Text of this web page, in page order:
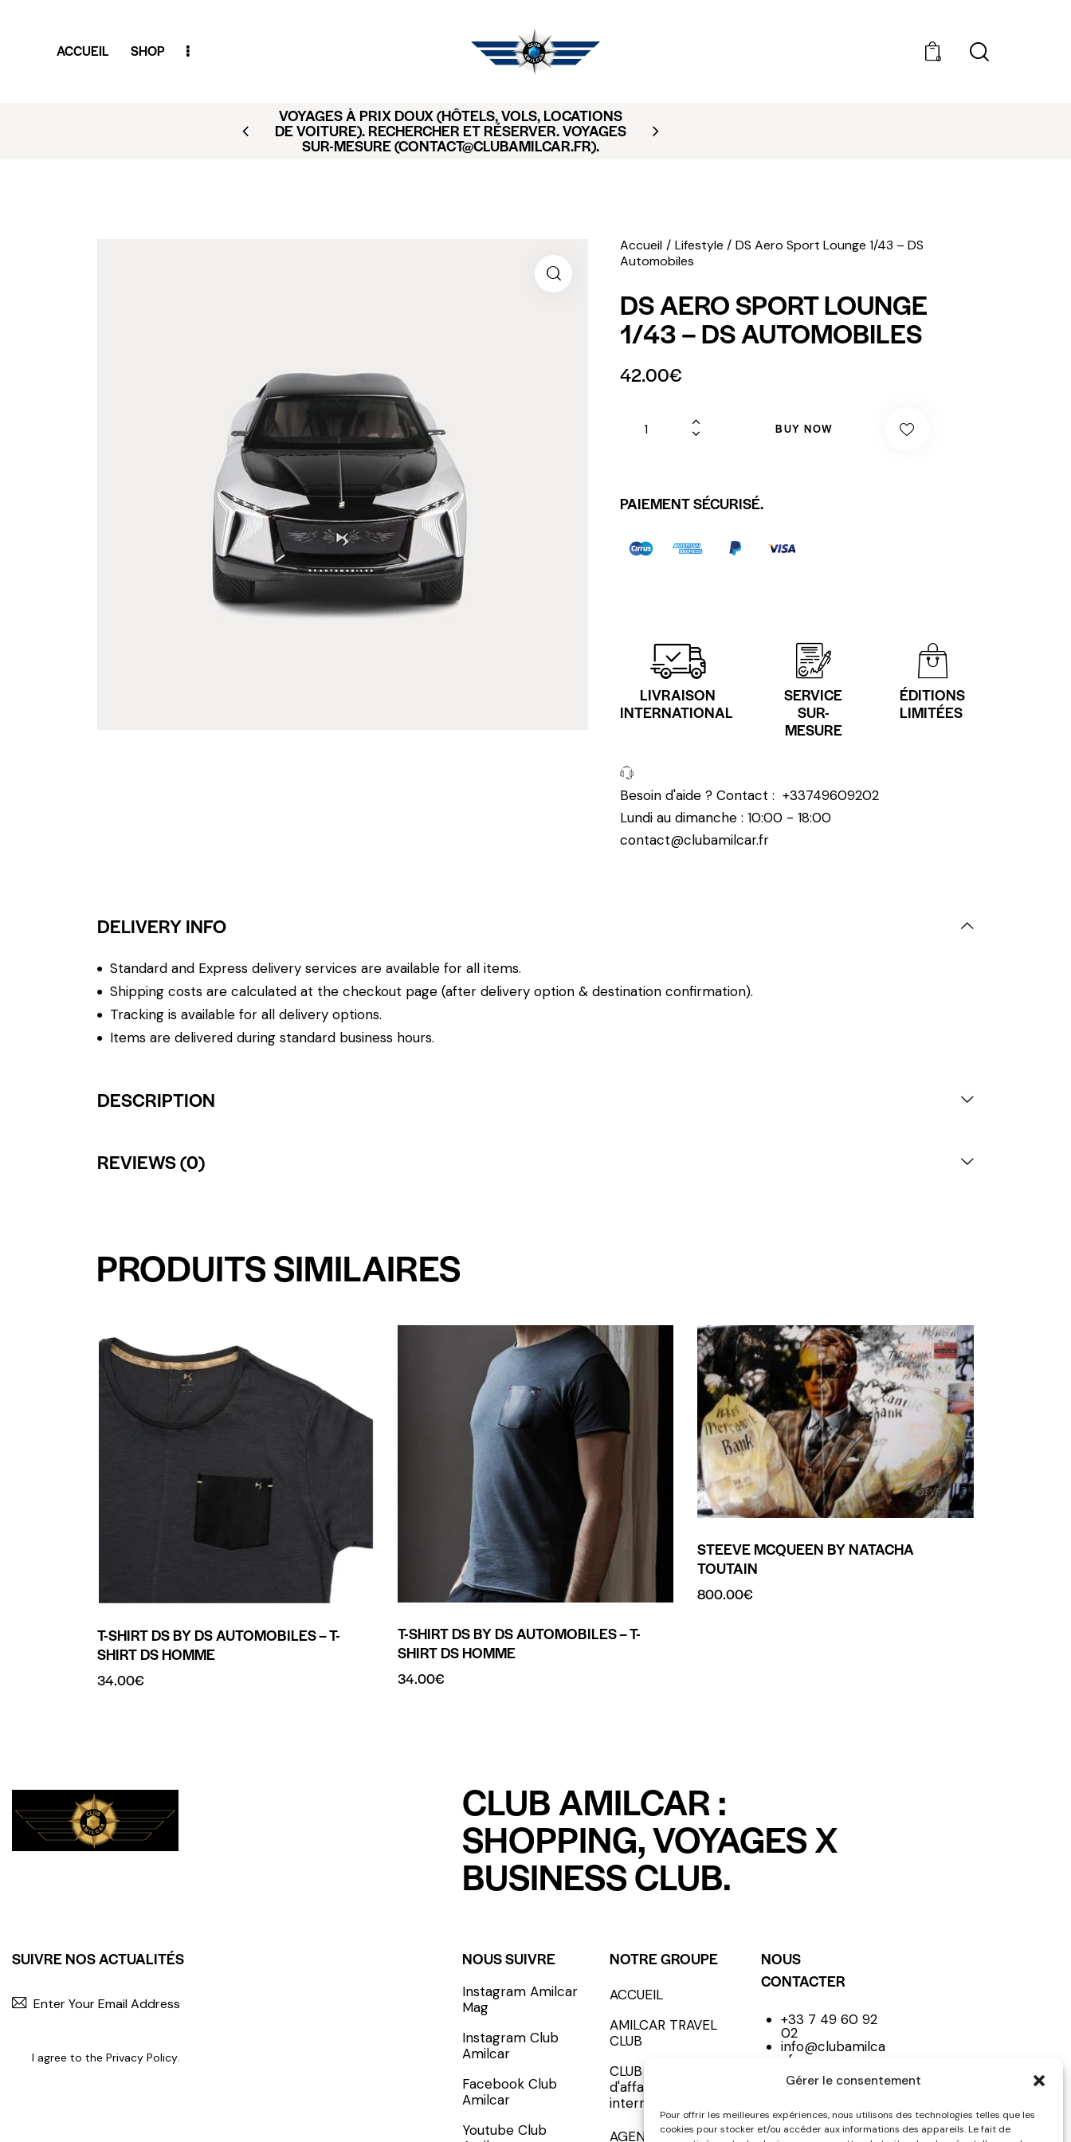
Gérer le consentement
Pour offrir les meilleures expériences, nous utilisons des technologies telles que les
cookies pour stocker et/ou accéder aux informations des appareils. Le fait de
ACCUEIL SHOP 0
VOYAGES À PRIX DOUX (HÔTELS, VOLS, LOCATIONS
DE VOITURE). RECHERCHER ET RÉSERVER. VOYAGES
SUR-MESURE (CONTACT@CLUBAMILCAR.FR).
Accueil Lifestyle
DS Aero Sport Lounge 1/43 – DS
Automobiles
DS AERO SPORT LOUNGE
1/43 – DS AUTOMOBILES
42.00€
BUY NOW
PAIEMENT SÉCURISÉ.
LIVRAISON
INTERNATIONAL
SERVICE
SUR-
MESURE
ÉDITIONS
LIMITÉES
Besoin d'aide ? Contact : +33749609202
Lundi au dimanche : 10:00 - 18:00
contact@clubamilcar.fr
DELIVERY INFO
Standard and Express delivery services are available for all items.
Shipping costs are calculated at the checkout page (after delivery option & destination confirmation).
Tracking is available for all delivery options.
Items are delivered during standard business hours.
DESCRIPTION
REVIEWS (0)
PRODUITS SIMILAIRES
T-SHIRT DS BY DS AUTOMOBILES – T-
SHIRT DS HOMME
34.00€
T-SHIRT DS BY DS AUTOMOBILES – T-
SHIRT DS HOMME
34.00€
STEEVE MCQUEEN BY NATACHA
TOUTAIN
800.00€
CLUB AMILCAR :
SHOPPING, VOYAGES X
BUSINESS CLUB.
SUIVRE NOS ACTUALITÉS
S'INCRIRE - SUBSCRIBE
I agree to the Privacy Policy.
NOUS SUIVRE
Instagram Amilcar
Mag
Instagram Club
Amilcar
Facebook Club
Amilcar
Youtube Club
NOTRE GROUPE
ACCUEIL
AMILCAR TRAVEL
CLUB
CLUB AMILCAR, Club
d'affaires
international
AGENCE MEDIANE
NOUS
CONTACTER
+33 7 49 60 92
02
info@clubamilca
r.fr